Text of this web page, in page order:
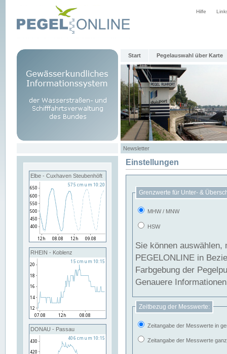
Hilfe
Start Pegelauswahl über Karte
Newsletter
Elbe - Cuxhaven Steubenhöft
RHEIN - Koblenz
DONAU - Passau
Einstellungen
Grenzwerte für Unter- &
MHW / MNW
HSW
Sie können
PEGELONLINE in Beziehung
Farbgebung der
Genauere
Zeitbezug der Messwerte:
Zeitangabe der Messwerte in
Zeitangabe der Messwerte